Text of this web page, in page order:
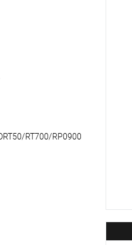
RT700/RP0900